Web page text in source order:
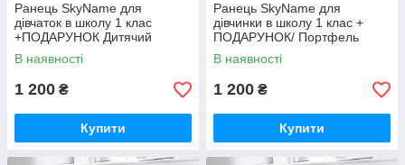
Ранець SkyName для
дівчаток в школу 1 клас
+ПОДАРУНОК Дитячий
портфель синій з бантом
Шкільний каркасний рюкзак
В наявності
1 200 ₴
Купити
Ранець SkyName для
дівчинки в школу 1 клас +
ПОДАРУНОК/ Портфель
синій з квітами/ Шкільний
каркасний рюкзак для
В наявності
1 200 ₴
Купити